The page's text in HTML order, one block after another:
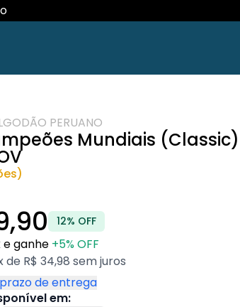
CAPIVARA
PERUANO
Mundiais
12% OFF
e ganhe +5% OFF
R$ 34,98 sem juros
de entrega
em: